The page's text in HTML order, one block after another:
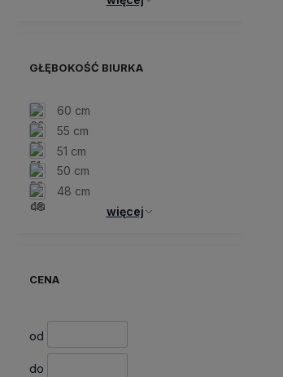
GŁĘBOKOŚĆ BIURKA
60 cm
55 cm
51 cm
50 cm
48 cm
więcej
CENA
od
do